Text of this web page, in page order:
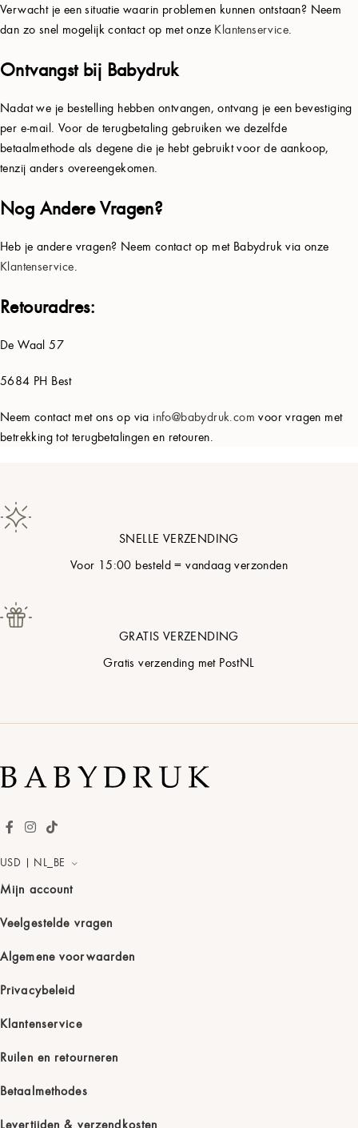
Verwacht je een situatie waarin problemen kunnen ontstaan? Neem
dan zo snel mogelijk contact op met onze Klantenservice.
Ontvangst bij Babydruk
Nadat we je bestelling hebben ontvangen, ontvang je een bevestiging
per e-mail. Voor de terugbetaling gebruiken we dezelfde
betaalmethode als degene die je hebt gebruikt voor de aankoop,
tenzij anders overeengekomen.
Nog Andere Vragen?
Heb je andere vragen? Neem contact op met Babydruk via onze
Klantenservice.
Retouradres:
De Waal 57
5684 PH Best
Neem contact met ons op via info@babydruk.com voor vragen met
betrekking tot terugbetalingen en retouren.
SNELLE VERZENDING
Voor 15:00 besteld = vandaag verzonden
GRATIS VERZENDING
Gratis verzending met PostNL
USD | NL_BE
Mijn account
Veelgestelde vragen
Algemene voorwaarden
Privacybeleid
Klantenservice
Ruilen en retourneren
Betaalmethodes
Levertijden & verzendkosten